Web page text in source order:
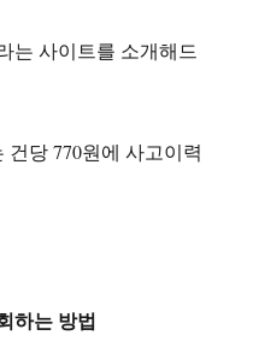
는 사이트를 소개해드
당 770원에 사고이력
하는 방법